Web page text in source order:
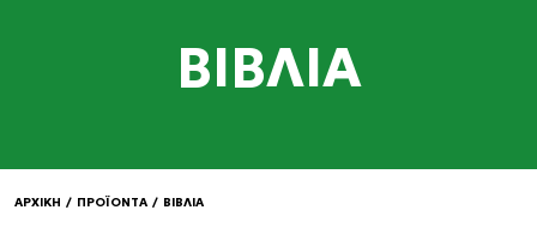
ΒΙΒΛΙΑ
ΑΡΧΙΚΗ / ΠΡΟΪΟΝΤΑ / ΒΙΒΛΙΑ